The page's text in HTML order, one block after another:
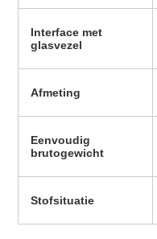
Interface met
glasvezel
Afmeting
Eenvoudig
brutogewicht
Stofsituatie